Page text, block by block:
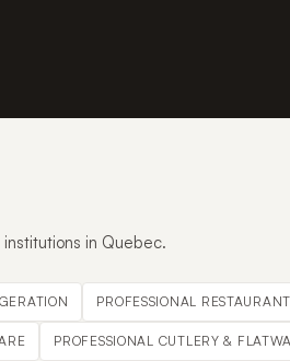
in Quebec.
PROFESSIONAL
PROFESSIONAL CUTLERY &